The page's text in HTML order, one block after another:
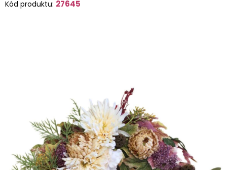
Kód produktu: 27645